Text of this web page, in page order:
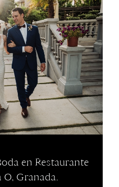
en Restaurante
O, Granada.
ESPAÑA